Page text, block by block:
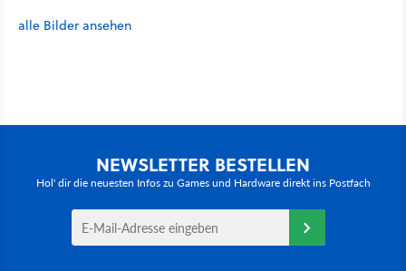
alle Bilder ansehen
NEWSLETTER BESTELLEN
Hol' dir die neuesten Infos zu Games und Hardware direkt ins Postfach